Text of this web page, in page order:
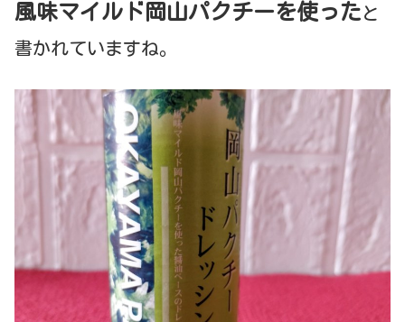
風味マイルド岡山パクチーを使った と
書かれていますね。